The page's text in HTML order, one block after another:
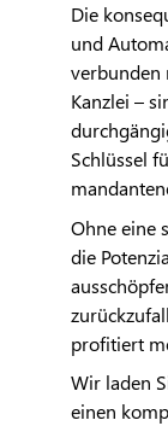
Die
und
verbunden
Kanzlei –
Schlüssel
Ohne eine
die
profitiert
Wir laden
einen